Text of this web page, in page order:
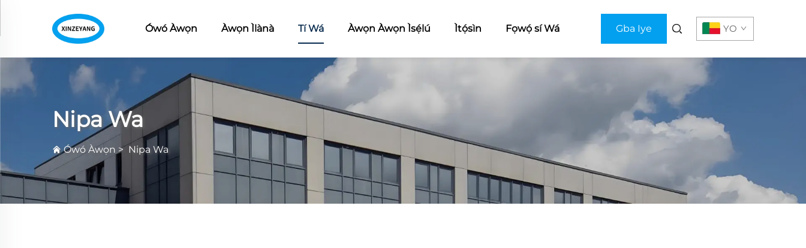
Ówó Àwọn Àwọn Ìlànà Tí Wá Àwọn Àwọn Ìsẹ́lú Ìtọ́sìn Fọwọ́ sí Wá Gba Iye YO
Nipa Wa
Ówó Àwọn > Nipa Wa